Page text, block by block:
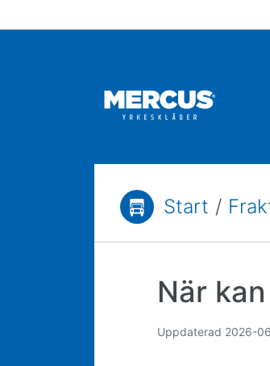
Du är här:Start /
När
Uppdaterad 2026-